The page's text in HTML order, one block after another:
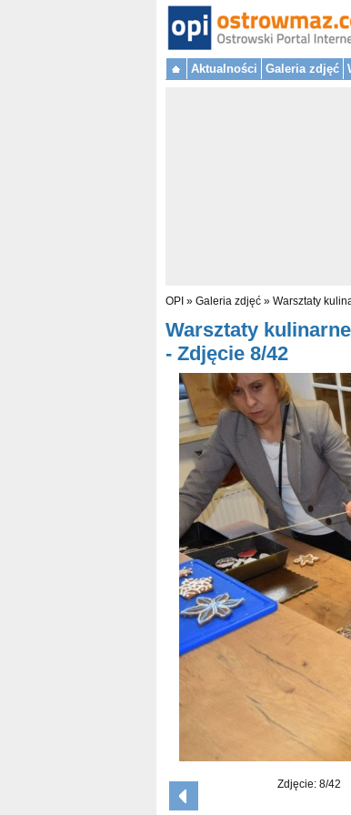
Aktualności Galeria zdjęć
OPI » Galeria zdjęć » Warsztaty
Warsztaty
- Zdjęcie 8/42
Zdjęcie: 8/42